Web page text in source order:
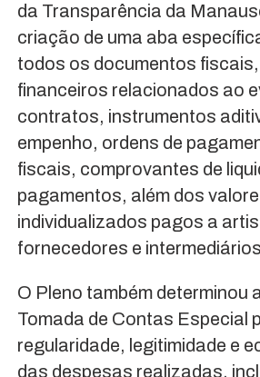
da Transparência da
criação de uma aba
todos os documentos
financeiros relacionados ao
contratos, instrumentos
empenho, ordens de
fiscais, comprovantes de
pagamentos, além dos
individualizados pagos a
fornecedores e
O Pleno também determinou
Tomada de Contas Especial
regularidade, legitimidade e
das despesas realizadas,